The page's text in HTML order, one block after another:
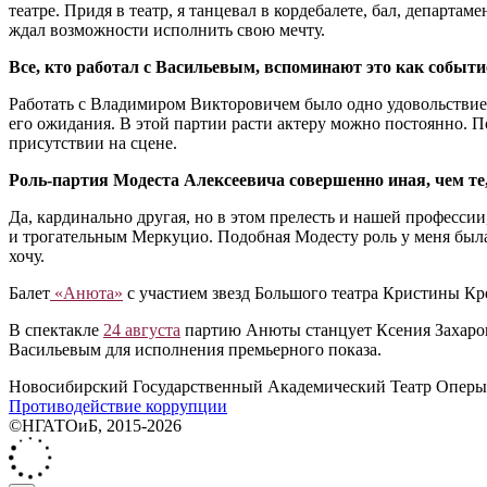
театре. Придя в театр, я танцевал в кордебалете, бал,
ждал возможности исполнить свою мечту.
Все, кто работал с Васильевым, вспоминают это как
Работать с Владимиром Викторовичем было одно
его ожидания. В этой партии расти актеру можно постоянно.
присутствии на сцене.
Роль-партия Модеста Алексеевича совершенно иная, чем
Да, кардинально другая, но в этом прелесть и нашей
и трогательным Меркуцио. Подобная Модесту роль у меня
хочу.
Балет «Анюта» с участием звезд Большого театра Кристины
В спектакле 24 августа партию Анюты станцует Ксения
Васильевым для исполнения премьерного показа.
Новосибирский Государственный Академический Театр
Противодействие коррупции
©НГАТОиБ, 2015-2026